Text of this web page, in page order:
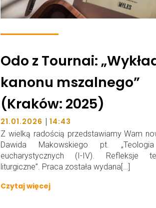
Odo z Tournai:
kanonu mszalnego”
(Kraków: 2025)
21.01.2026 | 14:43
Z wielką radością przedstawiamy Wam
Dawida Makowskiego pt.
eucharystycznych (I-IV). Refleksje
liturgiczne”. Praca została wydana[…]
Czytaj więcej